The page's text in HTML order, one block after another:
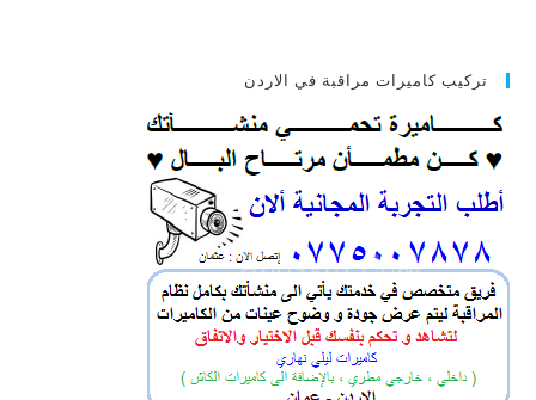
تركيب كاميرات مراقبة في الاردن